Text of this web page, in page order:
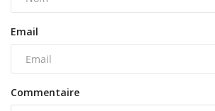
Email
Commentaire